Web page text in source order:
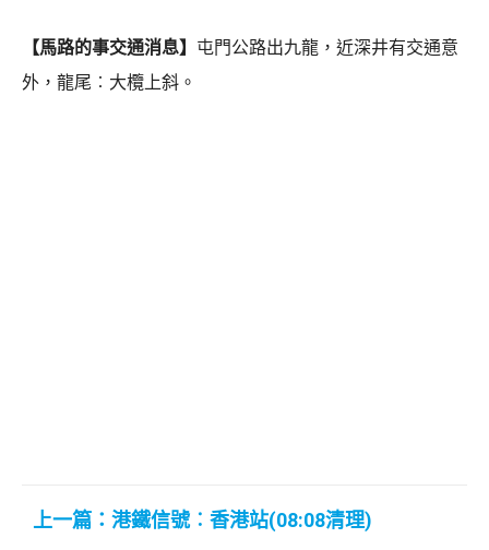
【馬路的事交通消息】 屯門公路出九龍，近深井有交通意
外，龍尾︰大欖上斜。
上一篇：港鐵信號︰香港站(08:08清理)